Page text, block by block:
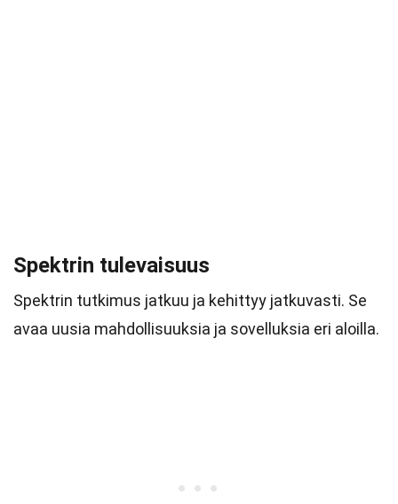
Spektrin tulevaisuus
Spektrin tutkimus jatkuu ja kehittyy jatkuvasti. Se
avaa uusia mahdollisuuksia ja sovelluksia eri aloilla.